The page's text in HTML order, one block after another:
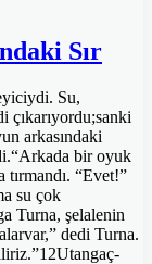
Sır
Su,
çıkarıyordu;sanki
arkasındaki
bir oyuk
tırmandı. “Evet!”
su çok
Turna, şelalenin
dedi Turna.